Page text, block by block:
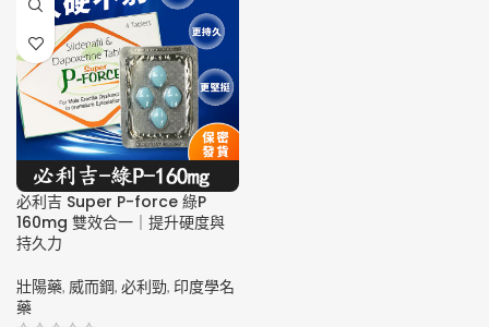
必利吉 Super P-force 綠P
160mg 雙效合一｜提升硬度與
持久力
壯陽藥, 威而鋼, 必利勁, 印度學名
藥